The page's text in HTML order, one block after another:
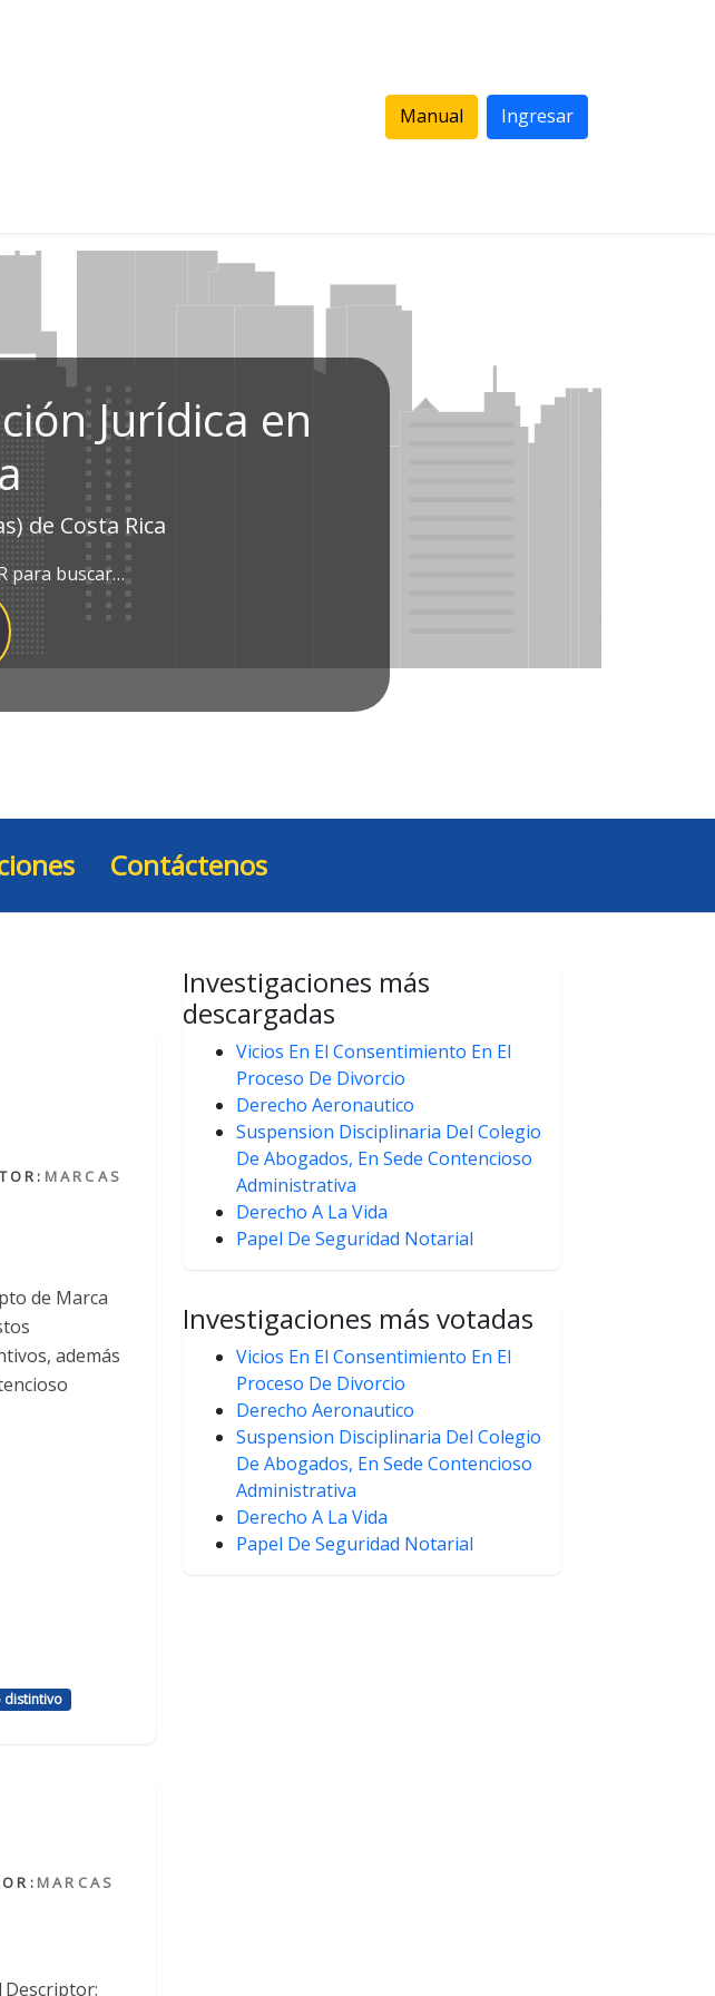
Manual Ingresar
Jurídica en
de Costa Rica
para buscar…
Contáctenos
MARCAS
de Marca
además
distintivo
MARCAS
Investigaciones más
descargadas
Vicios En El Consentimiento En El
Proceso De Divorcio
Derecho Aeronautico
Suspension Disciplinaria Del Colegio
De Abogados, En Sede Contencioso
Administrativa
Derecho A La Vida
Papel De Seguridad Notarial
Investigaciones más votadas
Vicios En El Consentimiento En El
Proceso De Divorcio
Derecho Aeronautico
Suspension Disciplinaria Del Colegio
De Abogados, En Sede Contencioso
Administrativa
Derecho A La Vida
Papel De Seguridad Notarial